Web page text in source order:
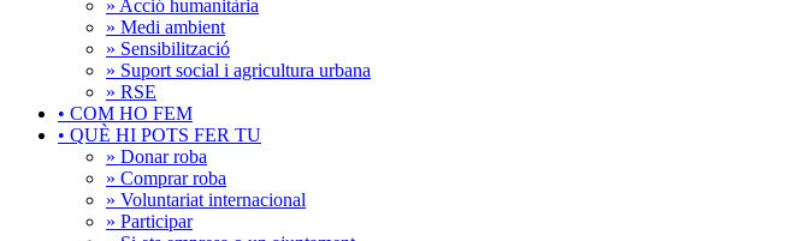
» Acció humanitària
» Medi ambient
» Sensibilització
» Suport social i agricultura urbana
» RSE
• COM HO FEM
• QUÈ HI POTS FER TU
» Donar roba
» Comprar roba
» Voluntariat internacional
» Participar